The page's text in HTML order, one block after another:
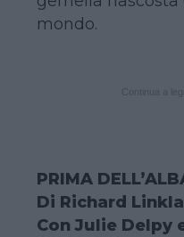
mondo.
PRIMA
Di Richard
Con Julie Delpy